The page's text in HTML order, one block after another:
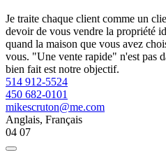
Je traite chaque client comme un
devoir de vous vendre la propriété
quand la maison que vous avez
vous. "Une vente rapide" n'est pas
bien fait est notre objectif.
514 912-5524
450 682-0101
mikescruton@me.com
Anglais, Français
04 07